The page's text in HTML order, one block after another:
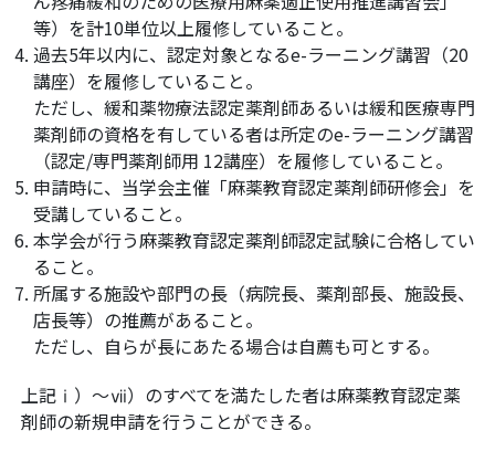
等）を計10単位以上履修していること。
過去5年以内に、認定対象となるe-ラーニング講習（20
講座）を履修していること。
ただし、緩和薬物療法認定薬剤師あるいは緩和医療専門
薬剤師の資格を有している者は所定のe-ラーニング講習
（認定/専門薬剤師用 12講座）を履修していること。
申請時に、当学会主催「麻薬教育認定薬剤師研修会」を
受講していること。
本学会が行う麻薬教育認定薬剤師認定試験に合格してい
ること。
所属する施設や部門の長（病院長、薬剤部長、施設長、
店長等）の推薦があること。
ただし、自らが長にあたる場合は自薦も可とする。
上記ⅰ）～ⅶ）のすべてを満たした者は麻薬教育認定薬
剤師の新規申請を行うことができる。